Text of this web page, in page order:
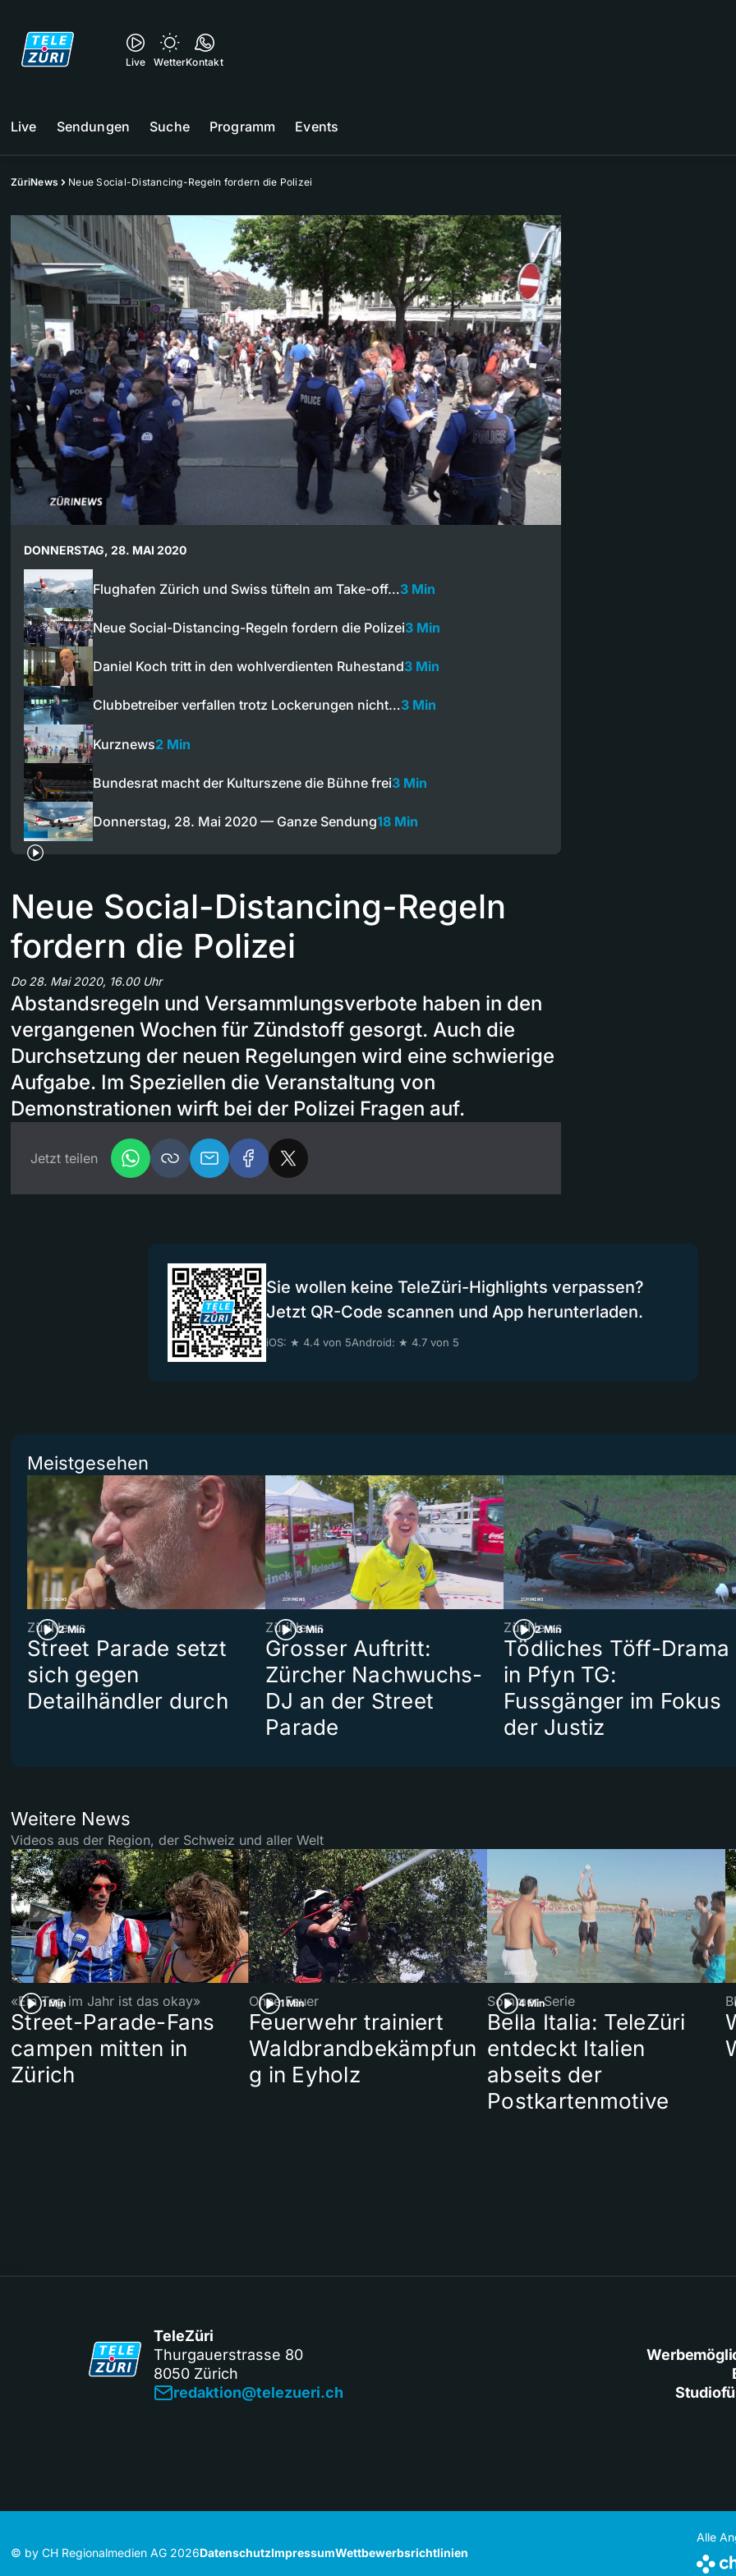
Live WetterKontakt
Live Sendungen Suche Programm Events
ZüriNews Neue Social-Distancing-Regeln fordern die Polizei
DONNERSTAG, 28. MAI 2020
Flughafen Zürich und Swiss tüfteln am Take-off…3 Min
Neue Social-Distancing-Regeln fordern die Polizei3 Min
Daniel Koch tritt in den wohlverdienten Ruhestand3 Min
Clubbetreiber verfallen trotz Lockerungen nicht…3 Min
Kurznews2 Min
Bundesrat macht der Kulturszene die Bühne frei3 Min
Donnerstag, 28. Mai 2020 — Ganze Sendung18 Min
Neue Social-Distancing-Regeln
fordern die Polizei
Do 28. Mai 2020, 16.00 Uhr
Abstandsregeln und Versammlungsverbote haben in den
vergangenen Wochen für Zündstoff gesorgt. Auch die
Durchsetzung der neuen Regelungen wird eine schwierige
Aufgabe. Im Speziellen die Veranstaltung von
Demonstrationen wirft bei der Polizei Fragen auf.
Jetzt teilen
Sie wollen keine TeleZüri-Highlights verpassen?
Jetzt QR-Code scannen und App herunterladen.
iOS: ★ 4.4 von 5Android: ★ 4.7 von 5
Meistgesehen
2 Min
ZüriNews
Street Parade setzt
sich gegen
Detailhändler durch
3 Min
ZüriNews
Grosser Auftritt:
Zürcher Nachwuchs-
DJ an der Street
Parade
2 Min
ZüriNews
Tödliches Töff-Drama
in Pfyn TG:
Fussgänger im Fokus
der Justiz
Weitere News
Videos aus der Region, der Schweiz und aller Welt
1 Min
«Ein Tag im Jahr ist das okay»
Street-Parade-Fans
campen mitten in
Zürich
1 Min
Ohne Feuer
Feuerwehr trainiert
Waldbrandbekämpfun
g in Eyholz
4 Min
Sommer-Serie
Bella Italia: TeleZüri
entdeckt Italien
abseits der
Postkartenmotive
TeleZüri
Thurgauerstrasse 80
8050 Zürich
redaktion@telezueri.ch
© by CH Regionalmedien AG 2026DatenschutzImpressumWettbewerbsrichtlinien
Alle